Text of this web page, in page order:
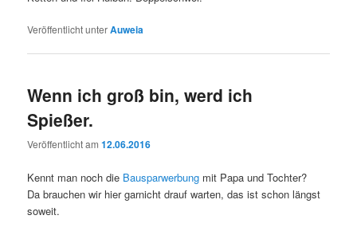
Veröffentlicht unterAuweia
Wenn ich groß bin, werd ich
Spießer.
Veröffentlicht am12.06.2016
Kennt man noch die Bausparwerbung mit Papa und Tochter?
Da brauchen wir hier garnicht drauf warten, das ist schon längst
soweit.